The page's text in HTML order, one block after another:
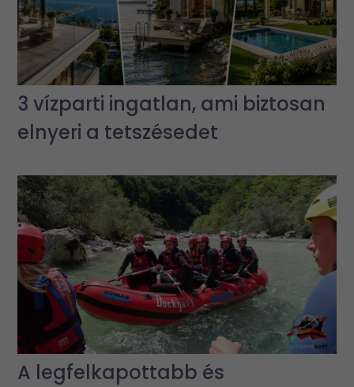
3 vízparti ingatlan, ami biztosan
elnyeri a tetszésedet
A legfelkapottabb és